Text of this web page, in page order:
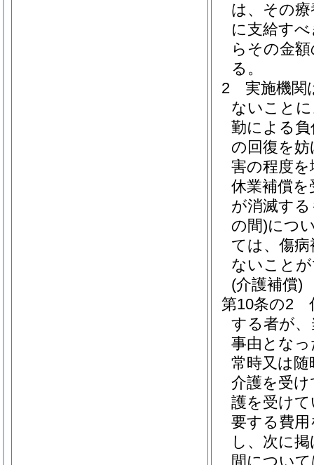
は、その
に支給す
らその金
る。
2
実施機関
ないこと
勤による
の回復を
害の程度
休業補償
が消滅す
の間)につ
ては、傷
ないこと
(介護補償)
第10条の2
する者が
事由とな
常時又は
介護を受
護を受け
要する費
し、次に
間につい